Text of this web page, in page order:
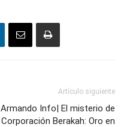
Artículo siguiente
Armando Info| El misterio de
Corporación Berakah: Oro en